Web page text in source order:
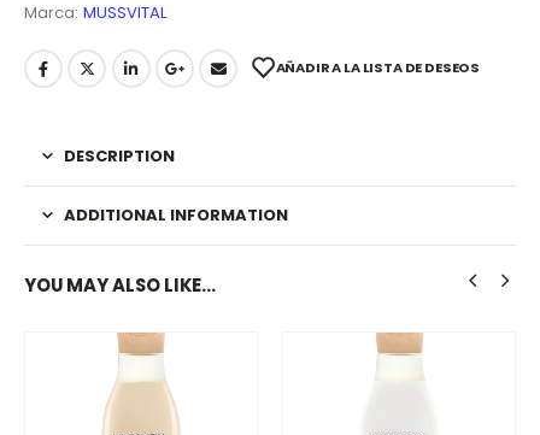
Marca: MUSSVITAL
AÑADIR A LA LISTA DE DESEOS
DESCRIPTION
ADDITIONAL INFORMATION
YOU MAY ALSO LIKE…